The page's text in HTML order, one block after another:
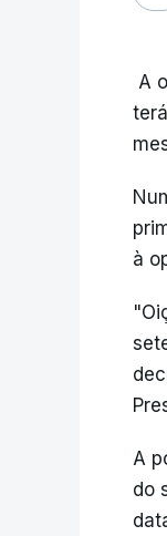
A
à
A
do